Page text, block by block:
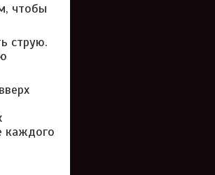
чтобы
струю.
каждого